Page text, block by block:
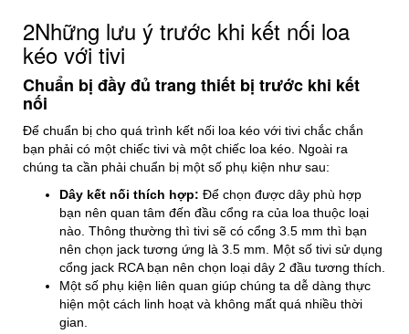
2Những lưu ý trước khi kết nối loa
kéo với tivi
Chuẩn bị đầy đủ trang thiết bị trước khi kết
nối
Để chuẩn bị cho quá trình kết nối loa kéo với tivi chắc chắn
bạn phải có một chiếc tivi và một chiếc loa kéo. Ngoài ra
chúng ta cần phải chuẩn bị một số phụ kiện như sau:
Dây kết nối thích hợp: Để chọn được dây phù hợp
bạn nên quan tâm đến đầu cổng ra của loa thuộc loại
nào. Thông thường thì tivi sẽ có cổng 3.5 mm thì bạn
nên chọn jack tương ứng là 3.5 mm. Một số tivi sử dụng
cổng jack RCA bạn nên chọn loại dây 2 đầu tương thích.
Một số phụ kiện liên quan giúp chúng ta dễ dàng thực
hiện một cách linh hoạt và không mất quá nhiều thời
gian.